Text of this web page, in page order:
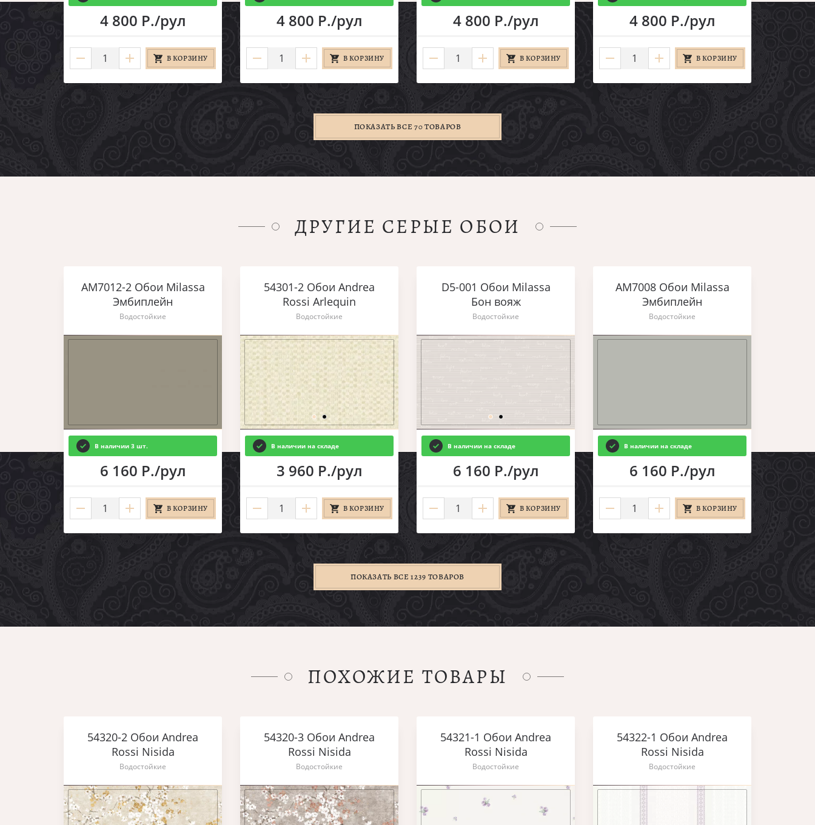
4 800 Р./рул
В КОРЗИНУ
4 800 Р./рул
В КОРЗИНУ
4 800 Р./рул
В КОРЗИНУ
4 800 Р./рул
В КОРЗИНУ
ПОКАЗАТЬ ВСЕ 70 ТОВАРОВ
ДРУГИЕ СЕРЫЕ ОБОИ
AM7012-2 Обои Milassa
Эмбиплейн
Водостойкие
В наличии 3 шт.
6 160 Р./рул
В КОРЗИНУ
54301-2 Обои Andrea
Rossi Arlequin
Водостойкие
В наличии на складе
3 960 Р./рул
В КОРЗИНУ
D5-001 Обои Milassa
Бон вояж
Водостойкие
В наличии на складе
6 160 Р./рул
В КОРЗИНУ
AM7008 Обои Milassa
Эмбиплейн
Водостойкие
В наличии на складе
6 160 Р./рул
В КОРЗИНУ
ПОКАЗАТЬ ВСЕ 1239 ТОВАРОВ
ПОХОЖИЕ ТОВАРЫ
54320-2 Обои Andrea
Rossi Nisida
Водостойкие
54320-3 Обои Andrea
Rossi Nisida
Водостойкие
54321-1 Обои Andrea
Rossi Nisida
Водостойкие
54322-1 Обои Andrea
Rossi Nisida
Водостойкие